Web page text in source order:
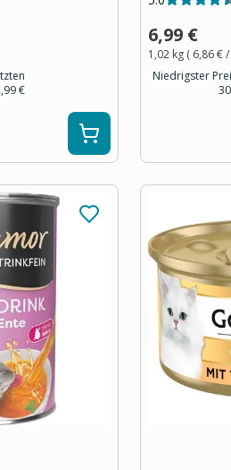
€
6,99 €
1,02 kg ( 6,86 €/
Niedrigster